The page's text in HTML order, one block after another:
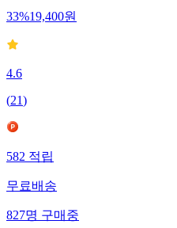
33%19,400원
4.6
(21)
582적립
무료배송
827명구매중